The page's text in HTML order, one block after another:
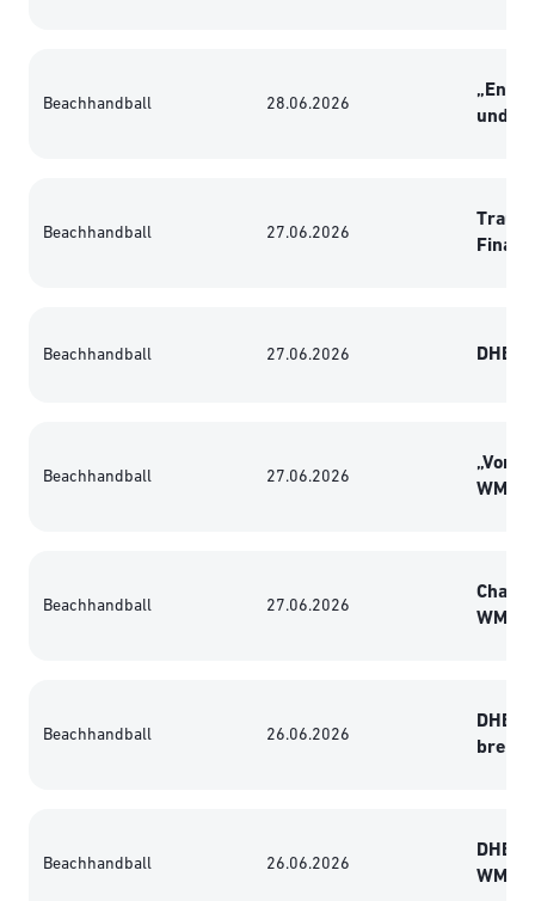
Beachhandball 28.06.2026
und
Beachhandball 27.06.2026
Traum
Finale
Beachhandball 27.06.2026 DHB-
Beachhandball 27.06.2026
„Von
WM-
Beachhandball 27.06.2026
WM-
Beachhandball 26.06.2026
DHB-
Beachhandball 26.06.2026
DHB-
WM-